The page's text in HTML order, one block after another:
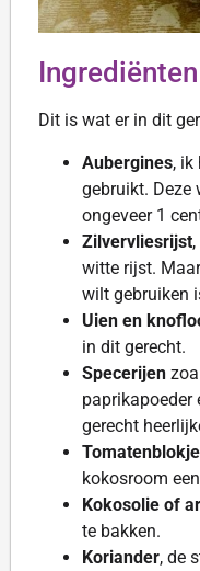
Ingrediënten
Dit is wat er in dit
Aubergines, ik
gebruikt. Deze
ongeveer 1
Zilvervliesrijst
witte rijst.
wilt gebruiken
Uien en
in dit gerecht.
Specerijen
paprikapoeder
gerecht
kokosroom
Kokosolie of
te bakken.
Koriander, de